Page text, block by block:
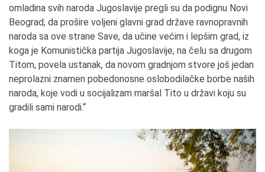
omladina svih naroda Jugoslavije pregli su da podignu Novi
Beograd, da prošire voljeni glavni grad države ravnopravnih
naroda sa ove strane Save, da učine većim i lepšim grad, iz
koga je Komunistička partija Jugoslavije, na čelu sa drugom
Titom, povela ustanak, da novom gradnjom stvore još jedan
neprolazni znamen pobedonosne oslobodilačke borbe naših
naroda, koje vodi u socijalizam maršal Tito u državi koju su
gradili sami narodi.“